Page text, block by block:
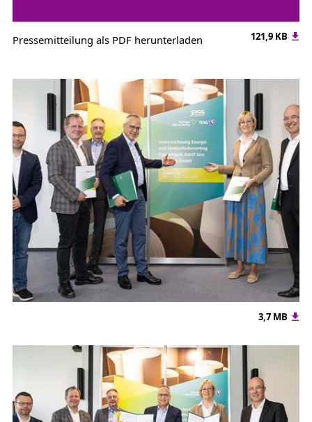
121,9 KB
Pressemitteilung als PDF herunterladen
3,7 MB